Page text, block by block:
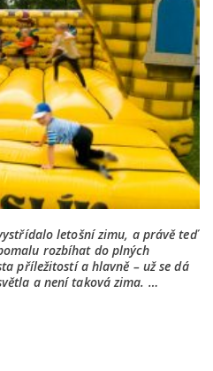
letošní zimu, a právě teď
rozbíhat do plných
příležitostí a hlavně – už se dá
a není taková zima. …